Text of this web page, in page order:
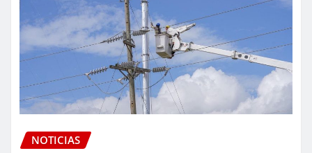
NOTICIAS